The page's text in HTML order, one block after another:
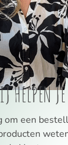
HELPEN
om een